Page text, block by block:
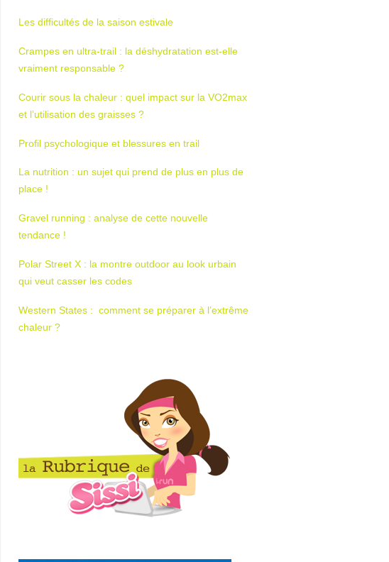
Les difficultés de la saison estivale
Crampes en ultra-trail : la déshydratation est-elle
vraiment responsable ?
Courir sous la chaleur : quel impact sur la VO2max
et l’utilisation des graisses ?
Profil psychologique et blessures en trail
La nutrition : un sujet qui prend de plus en plus de
place !
Gravel running : analyse de cette nouvelle
tendance !
Polar Street X : la montre outdoor au look urbain
qui veut casser les codes
Western States : comment se préparer à l’extrême
chaleur ?